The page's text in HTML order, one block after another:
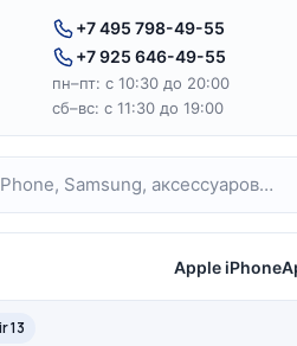
+7 495 798-49-55
+7 925 646-49-55
пн–пт: с 10:30 до 20:00
сб–вс: с 11:30 до 19:00
Apple iPhone
13